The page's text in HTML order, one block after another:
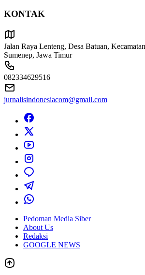
KONTAK
Jalan Raya Lenteng, Desa Batuan,
Sumenep, Jawa Timur
082334629516
jurnalisindonesiacom@gmail.com
Pedoman Media Siber
About Us
Redaksi
GOOGLE NEWS